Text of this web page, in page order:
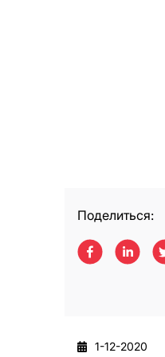
Поделиться:
1-12-2020